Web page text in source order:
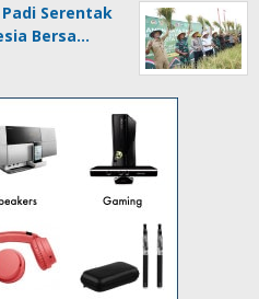
Serentak
Bersa…